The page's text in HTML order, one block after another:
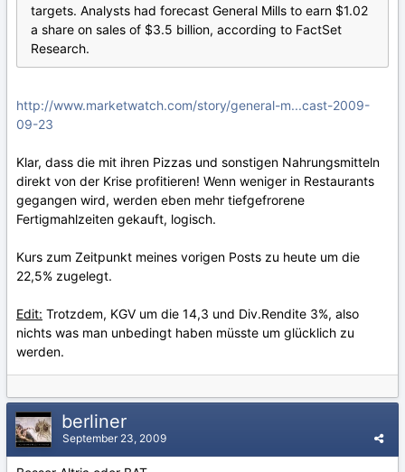
targets. Analysts had forecast General Mills to earn $1.02
a share on sales of $3.5 billion, according to FactSet
Research.
http://www.marketwatch.com/story/general-m...cast-2009-
09-23
Klar, dass die mit ihren Pizzas und sonstigen Nahrungsmitteln
direkt von der Krise profitieren! Wenn weniger in Restaurants
gegangen wird, werden eben mehr tiefgefrorene
Fertigmahlzeiten gekauft, logisch.
Kurs zum Zeitpunkt meines vorigen Posts zu heute um die
22,5% zugelegt.
Edit: Trotzdem, KGV um die 14,3 und Div.Rendite 3%, also
nichts was man unbedingt haben müsste um glücklich zu
werden.
berliner
September 23, 2009